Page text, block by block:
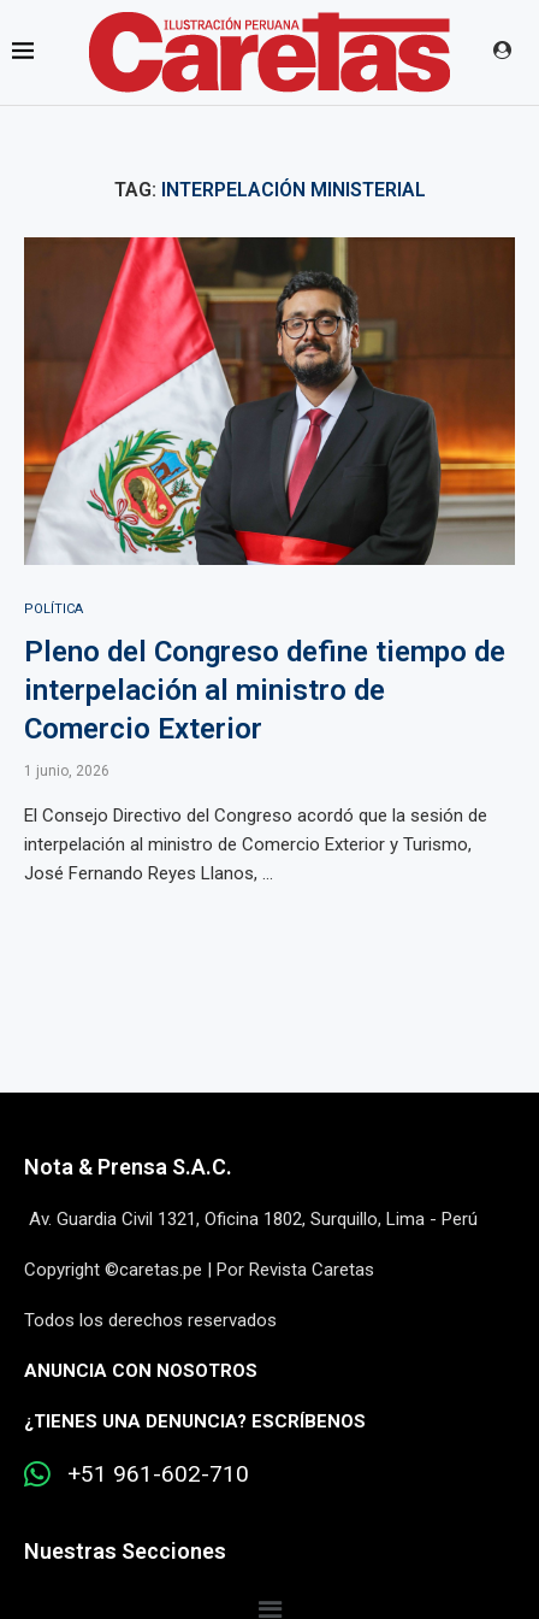
TAG: INTERPELACIÓN MINISTERIAL
POLÍTICA
Pleno del Congreso define tiempo de
interpelación al ministro de
Comercio Exterior
1 junio, 2026
El Consejo Directivo del Congreso acordó que la sesión de
interpelación al ministro de Comercio Exterior y Turismo,
José Fernando Reyes Llanos, ...
Nota & Prensa S.A.C.
Av. Guardia Civil 1321, Oficina 1802, Surquillo, Lima - Perú
Copyright ©caretas.pe | Por Revista Caretas
Todos los derechos reservados
ANUNCIA CON NOSOTROS
¿TIENES UNA DENUNCIA? ESCRÍBENOS
+51 961-602-710
Nuestras Secciones